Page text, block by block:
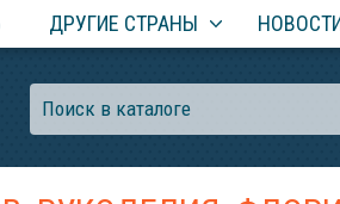
ДРУГИЕ СТРАНЫ